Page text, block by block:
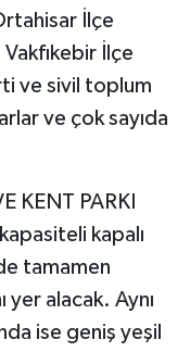
İlçe
İlçe
ve sivil toplum
ve çok sayıda
KENT PARKI
kapalı
tamamen
alacak. Aynı
ise geniş yeşil